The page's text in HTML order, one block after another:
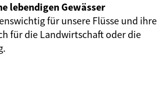
lebendigen Gewässer
für unsere Flüsse und ihre
für die Landwirtschaft oder die